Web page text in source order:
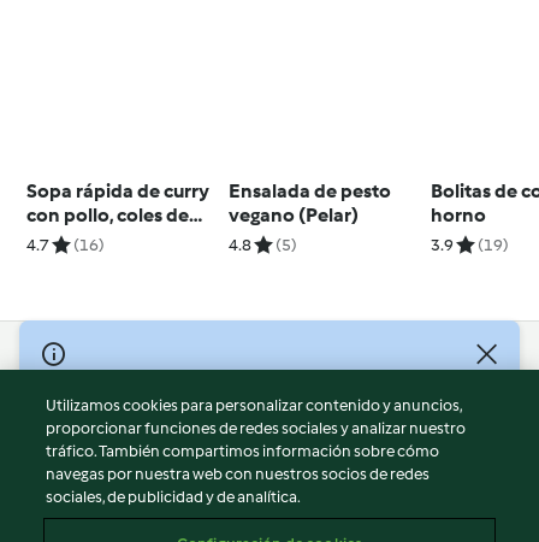
Sopa rápida de curry
con pollo, coles de
Bruselas y rollitos de
4.7 (16)
Ensalada de pesto
vegano (Pelar)
4.8 (5)
Bolitas de
horno
3.9 (19)
© Copyright 2026
Términos de uso
Política de privacidad
Aviso legal
Información legal
Utilizamos cookies para personalizar contenido y anuncios,
proporcionar funciones de redes sociales y analizar nuestro
tráfico. También compartimos información sobre cómo
navegas por nuestra web con nuestros socios de redes
sociales, de publicidad y de analítica.